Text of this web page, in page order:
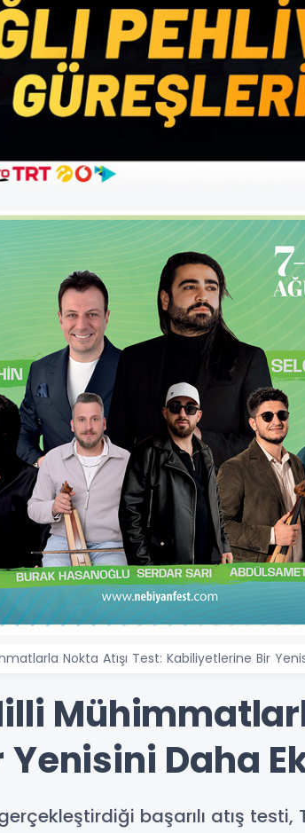
Nokta Atışı Test: Kabiliyetlerine Bir
Daha
başarılı atış testi,